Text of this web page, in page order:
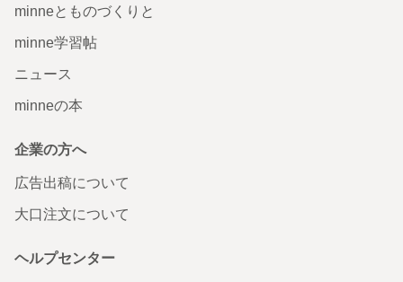
minneとものづくりと
minne学習帖
ニュース
minneの本
企業の方へ
広告出稿について
大口注文について
ヘルプセンター